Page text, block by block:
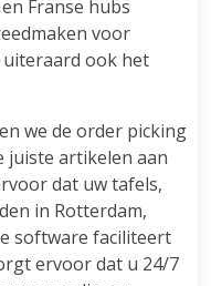
Franse hubs
voor
ook het
we de order picking
juiste artikelen aan
dat uw tafels,
in Rotterdam,
software faciliteert
ervoor dat u 24/7